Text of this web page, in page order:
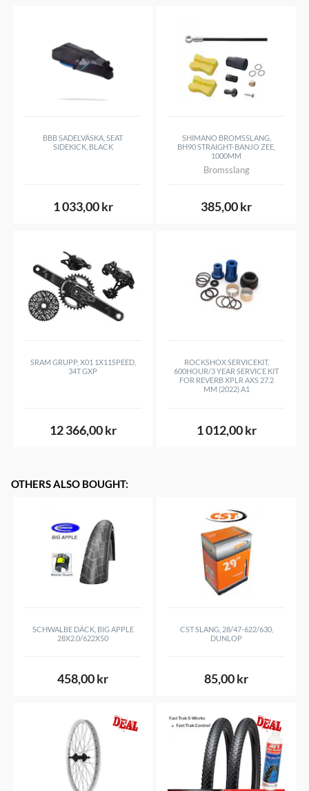
BBB SADELVÄSKA, SEAT
SIDEKICK, BLACK
1 033,00 kr
SHIMANO BROMSSLANG,
BH90 STRAIGHT-BANJO ZEE,
1000MM
Bromsslang
385,00 kr
SRAM GRUPP, X01 1X11SPEED,
34T GXP
12 366,00 kr
ROCKSHOX SERVICEKIT,
600HOUR/3 YEAR SERVICE KIT
FOR REVERB XPLR AXS 27.2
MM (2022) A1
1 012,00 kr
OTHERS ALSO BOUGHT:
SCHWALBE DÄCK, BIG APPLE
28X2.0/622X50
458,00 kr
CST SLANG, 28/47-622/630,
DUNLOP
85,00 kr